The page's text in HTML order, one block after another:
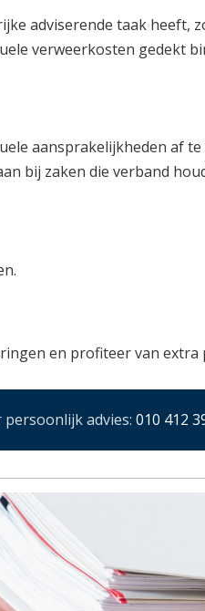
adviserende taak heeft,
verweerkosten gedekt
aansprakelijkheden af
bij zaken die verband
en profiteer van extra
advies: 010 412